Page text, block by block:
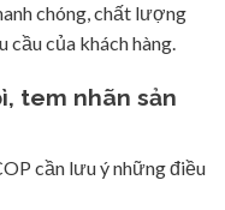
chóng, chất lượng
cầu của khách hàng.
tem nhãn sản
cần lưu ý những điều